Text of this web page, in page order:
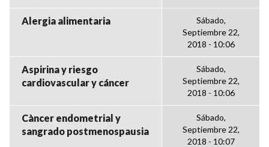
Alergia alimentaria
Sábado,
Septiembre 22,
2018 - 10:06
Aspirina y riesgo
cardiovascular y cáncer
Sábado,
Septiembre 22,
2018 - 10:06
Càncer endometrial y
sangrado postmenospausia
Sábado,
Septiembre 22,
2018 - 10:07